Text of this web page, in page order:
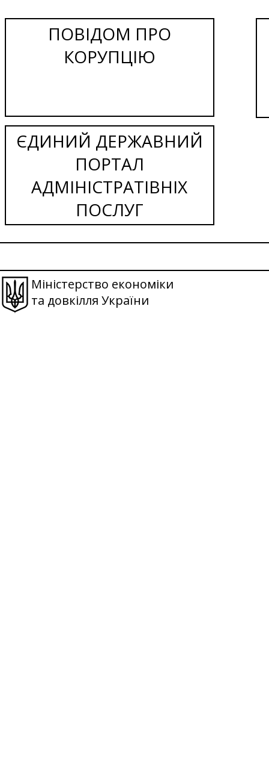
ПОВІДОМ ПРО
КОРУПЦІЮ
ЄДИНИЙ ДЕРЖАВНИЙ
ПОРТАЛ
АДМІНІСТРАТІВНІХ
ПОСЛУГ
Міністерство економіки
та довкілля України